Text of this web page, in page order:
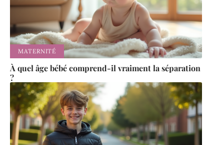
MATERNITÉ
À quel âge bébé comprend-il vraiment la séparation
?